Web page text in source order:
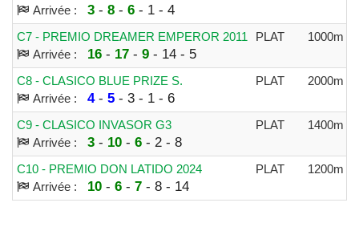
Arrivée :
3- 8- 6- 1 - 4
C7 - PREMIO DREAMER EMPEROR 2011
Arrivée :
16- 17- 9- 14 - 5
PLAT 1000m
C8 - CLASICO BLUE PRIZE S.
Arrivée :
4- 5- 3 - 1 - 6
PLAT 2000m
C9 - CLASICO INVASOR G3
Arrivée :
3- 10- 6- 2 - 8
PLAT 1400m
C10 - PREMIO DON LATIDO 2024
Arrivée :
10- 6- 7- 8 - 14
PLAT 1200m